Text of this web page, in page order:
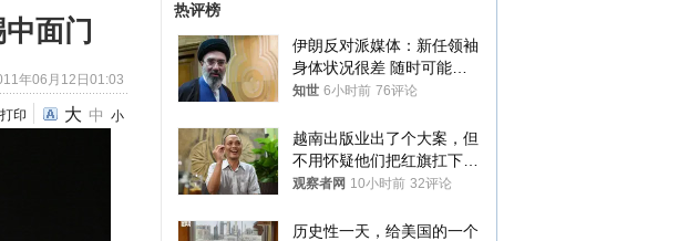
面门
年06月12日01:03
打印 大 中 小
热评榜
伊朗反对派媒体：新任领袖
身体状况很差 随时可能离
世
知世 6小时前 76评论
越南出版业出了个大案，但
不用怀疑他们把红旗扛下去
的决心
观察者网 10小时前 32评论
历史性一天，给美国的一个